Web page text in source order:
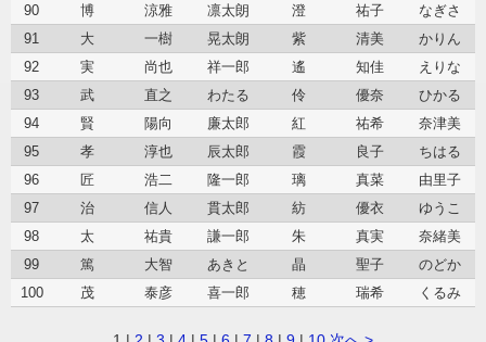
90
博 涼雅 凛太朗 澄 祐子
なぎさ
91
大 一樹 晃太朗 紫 清美
かりん
92
実 尚也 祥一郎 遙 知佳
えりな
93
武 直之 わたる 伶 優奈
ひかる
94
賢 陽向 廉太郎 紅 祐希
奈津美
95
孝 淳也 辰太郎 霞 良子
ちはる
96
匠 浩二 隆一郎 璃 真菜
由里子
97
治 信人 貫太郎 紡 優衣
ゆうこ
98
太 祐貴 謙一郎 朱 真実
奈緒美
99
篤 大智 あきと 晶 聖子
のどか
100
茂 泰彦 喜一郎 穂 瑞希 くるみ